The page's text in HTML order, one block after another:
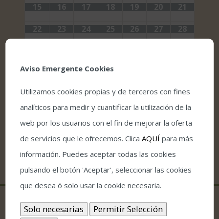
15 16 17 18 19 20 21
22 23 24 25 26 27 28
Aviso Emergente Cookies
Utilizamos cookies propias y de terceros con fines
analíticos para medir y cuantificar la utilización de la
web por los usuarios con el fin de mejorar la oferta
de servicios que le ofrecemos. ClicaAQUÍ para más
información. Puedes aceptar todas las cookies
pulsando el botón 'Aceptar', seleccionar las cookies
que desea ó solo usar la cookie necesaria.